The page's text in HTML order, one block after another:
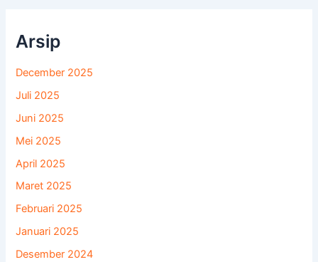
Arsip
December 2025
Juli 2025
Juni 2025
Mei 2025
April 2025
Maret 2025
Februari 2025
Januari 2025
Desember 2024